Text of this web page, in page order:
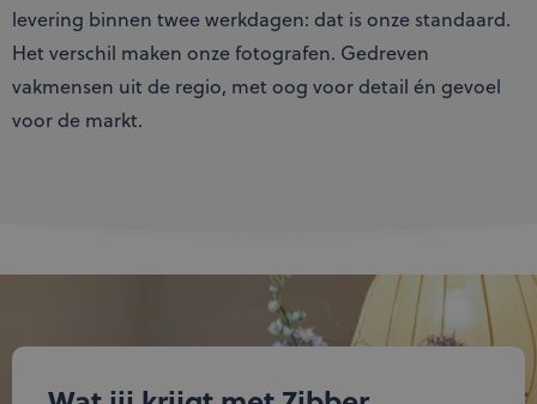
levering binnen twee werkdagen: dat is onze standaard.
Het verschil maken onze fotografen. Gedreven
vakmensen uit de regio, met oog voor detail én gevoel
voor de markt.